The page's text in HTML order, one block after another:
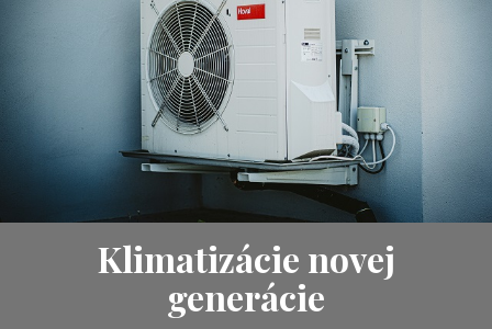
Klimatizácie novej
generácie